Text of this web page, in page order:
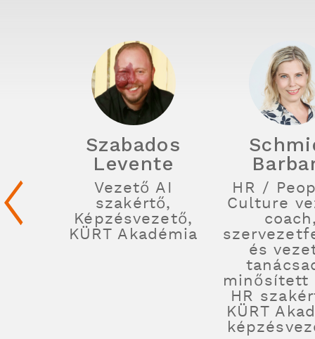
Szabados
Levente
Vezető AI
szakértő,
Képzésvezető,
KÜRT Akadémia
HR /
Culture
és
minősített
HR
KÜRT